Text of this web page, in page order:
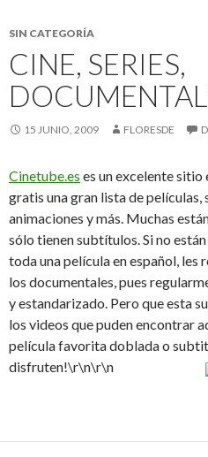
SIN CATEGORÍA
CINE, SERIES,
15 JUNIO, 2009 FLORESDE
Cinetube.es es un excelente sitio
gratis una gran lista de películas,
animaciones y más. Muchas
sólo tienen subtítulos. Si no
toda una película en español, les
los documentales, pues
y estandarizado. Pero que esta
los videos que puden encontrar
película favorita doblada o
disfruten!\r\n\r\n